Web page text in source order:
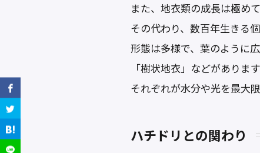
また、地衣類の成長は極め
その代わり、数百年生きる
形態は多様で、葉のように
「樹状地衣」などがあります
それぞれが水分や光を最大
ハチドリとの関わり